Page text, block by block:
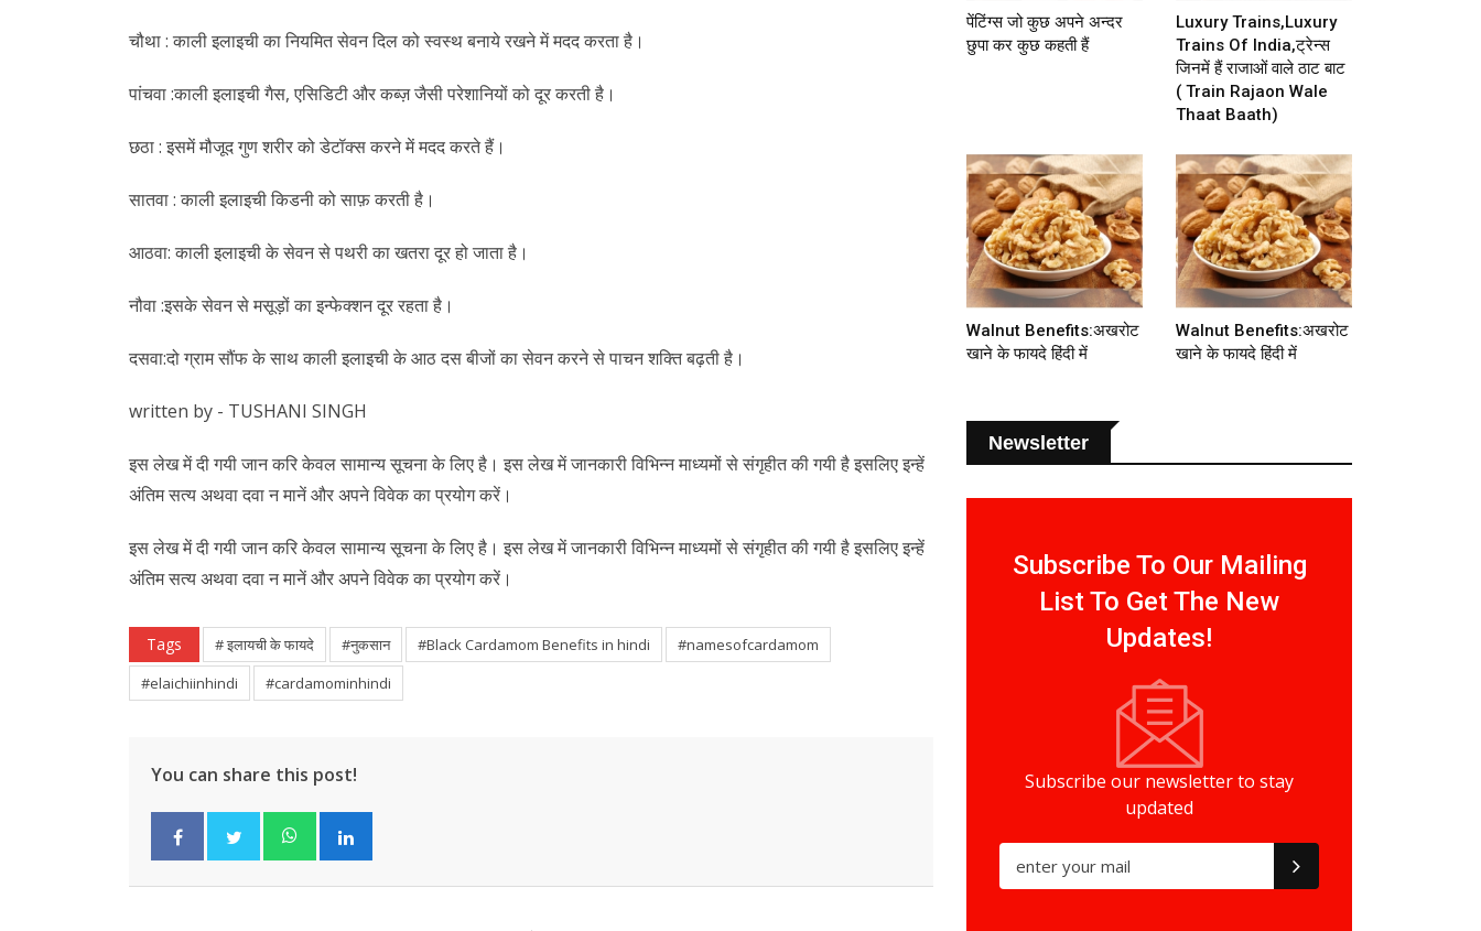
चौथा : काली इलाइची का नियमित सेवन दिल को स्वस्थ बनाये रखने में मदद करता है।
पांचवा :काली इलाइची गैस, एसिडिटी और कब्ज़ जैसी परेशानियों को दूर करती है।
छठा : इसमें मौजूद गुण शरीर को डेटॉक्स करने में मदद करते हैं।
सातवा : काली इलाइची किडनी को साफ़ करती है।
आठवा: काली इलाइची के सेवन से पथरी का खतरा दूर हो जाता है।
नौवा :इसके सेवन से मसूड़ों का इन्फेक्शन दूर रहता है।
दसवा:दो ग्राम सौंफ के साथ काली इलाइची के आठ दस बीजों का सेवन करने से पाचन शक्ति बढ़ती है।
written by - TUSHANI SINGH
इस लेख में दी गयी जान करि केवल सामान्य सूचना के लिए है। इस लेख में जानकारी विभिन्न माध्यमों से संगृहीत की गयी है इसलिए इन्हें
अंतिम सत्य अथवा दवा न मानें और अपने विवेक का प्रयोग करें।
इस लेख में दी गयी जान करि केवल सामान्य सूचना के लिए है। इस लेख में जानकारी विभिन्न माध्यमों से संगृहीत की गयी है इसलिए इन्हें
अंतिम सत्य अथवा दवा न मानें और अपने विवेक का प्रयोग करें।
Tags # इलायची के फायदे #नुकसान #Black Cardamom Benefits in hindi
#namesofcardamom
#elaichiinhindi
#cardamominhindi
You can share this post!
पेंटिंग्स जो कुछ अपने अन्दर
छुपा कर कुछ कहती हैं
Luxury Trains,luxury
Trains Of India,ट्रेन्स
जिनमें हैं राजाओं वाले ठाट बाट
( Train Rajaon Wale
Thaat Baath)
Walnut Benefits:अखरोट
खाने के फायदे हिंदी में
Walnut Benefits:अखरोट
खाने के फायदे हिंदी में
Newsletter
Subscribe To Our Mailing
List To Get The New
Updates!
Subscribe our newsletter to stay
updated